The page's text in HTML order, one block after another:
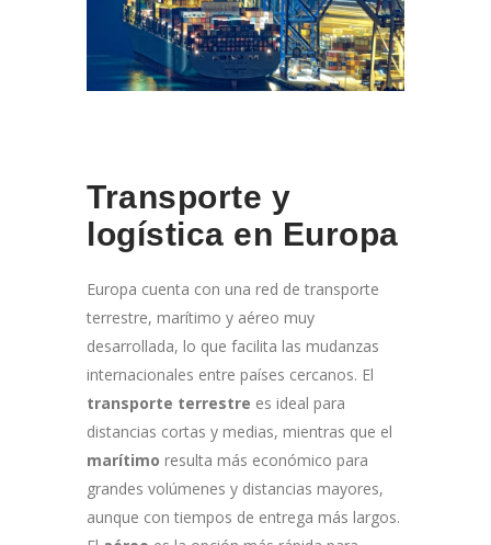
Transporte y
logística en Europa
Europa cuenta con una red de transporte
terrestre, marítimo y aéreo muy
desarrollada, lo que facilita las mudanzas
internacionales entre países cercanos. El
transporte terrestre es ideal para
distancias cortas y medias, mientras que el
marítimo resulta más económico para
grandes volúmenes y distancias mayores,
aunque con tiempos de entrega más largos.